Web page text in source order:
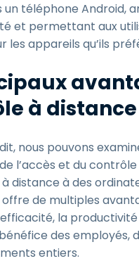
un téléphone Android,
et permettant aux
les appareils qu’ils
à distance
nous pouvons
l’accès et du contrôle
à distance à des
offre de multiples
la
des employés,
entiers.